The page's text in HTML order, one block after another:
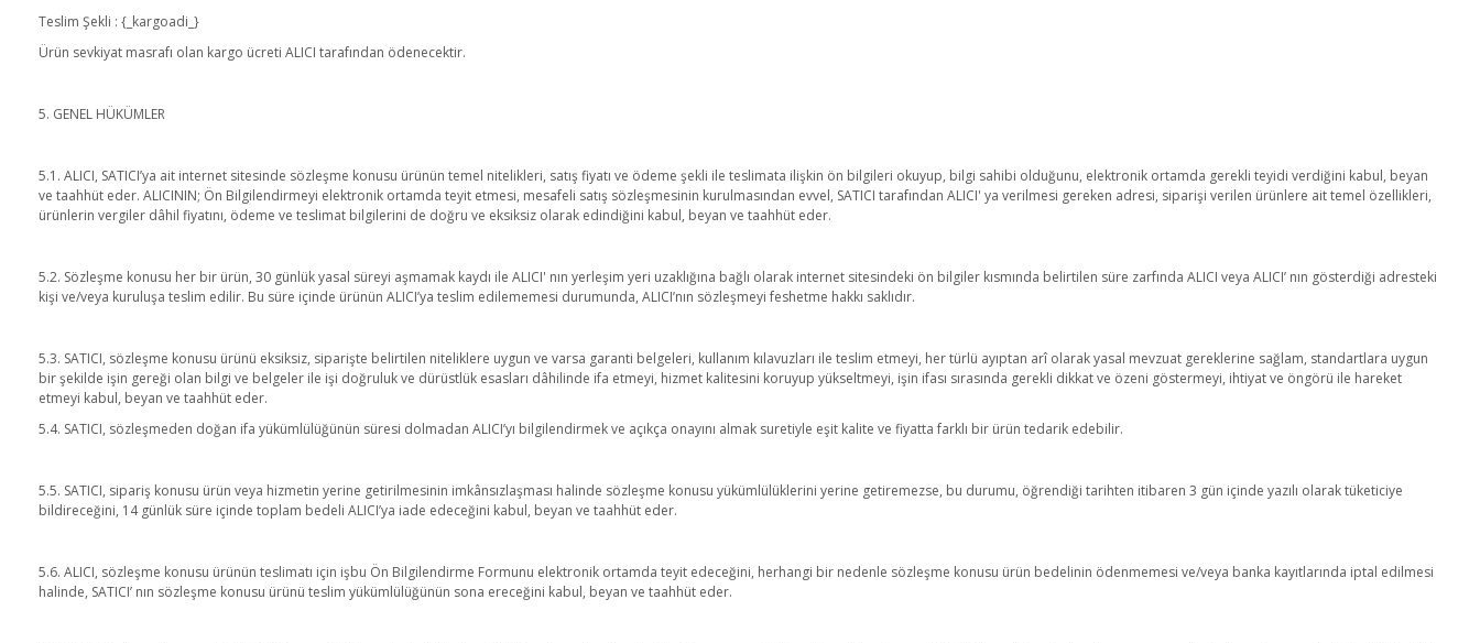
Teslim Şekli : {_kargoadi_}
Ürün sevkiyat masrafı olan kargo ücreti ALICI tarafından ödenecektir.
5. GENEL HÜKÜMLER
5.1. ALICI, SATICI’ya ait internet sitesinde sözleşme konusu ürünün temel nitelikleri, satış fiyatı ve ödeme şekli ile teslimata ilişkin ön bilgileri okuyup, bilgi sahibi olduğunu, elektronik ortamda gerekli teyidi verdiğini kabul, beyan
ve taahhüt eder. ALICININ; Ön Bilgilendirmeyi elektronik ortamda teyit etmesi, mesafeli satış sözleşmesinin kurulmasından evvel, SATICI tarafından ALICI' ya verilmesi gereken adresi, siparişi verilen ürünlere ait temel özellikleri,
ürünlerin vergiler dâhil fiyatını, ödeme ve teslimat bilgilerini de doğru ve eksiksiz olarak edindiğini kabul, beyan ve taahhüt eder.
5.2. Sözleşme konusu her bir ürün, 30 günlük yasal süreyi aşmamak kaydı ile ALICI' nın yerleşim yeri uzaklığına bağlı olarak internet sitesindeki ön bilgiler kısmında belirtilen süre zarfında ALICI veya ALICI’ nın gösterdiği adresteki
kişi ve/veya kuruluşa teslim edilir. Bu süre içinde ürünün ALICI’ya teslim edilememesi durumunda, ALICI’nın sözleşmeyi feshetme hakkı saklıdır.
5.3. SATICI, sözleşme konusu ürünü eksiksiz, siparişte belirtilen niteliklere uygun ve varsa garanti belgeleri, kullanım kılavuzları ile teslim etmeyi, her türlü ayıptan arî olarak yasal mevzuat gereklerine sağlam, standartlara uygun
bir şekilde işin gereği olan bilgi ve belgeler ile işi doğruluk ve dürüstlük esasları dâhilinde ifa etmeyi, hizmet kalitesini koruyup yükseltmeyi, işin ifası sırasında gerekli dikkat ve özeni göstermeyi, ihtiyat ve öngörü ile hareket
etmeyi kabul, beyan ve taahhüt eder.
5.4. SATICI, sözleşmeden doğan ifa yükümlülüğünün süresi dolmadan ALICI’yı bilgilendirmek ve açıkça onayını almak suretiyle eşit kalite ve fiyatta farklı bir ürün tedarik edebilir.
5.5. SATICI, sipariş konusu ürün veya hizmetin yerine getirilmesinin imkânsızlaşması halinde sözleşme konusu yükümlülüklerini yerine getiremezse, bu durumu, öğrendiği tarihten itibaren 3 gün içinde yazılı olarak tüketiciye
bildireceğini, 14 günlük süre içinde toplam bedeli ALICI’ya iade edeceğini kabul, beyan ve taahhüt eder.
5.6. ALICI, sözleşme konusu ürünün teslimatı için işbu Ön Bilgilendirme Formunu elektronik ortamda teyit edeceğini, herhangi bir nedenle sözleşme konusu ürün bedelinin ödenmemesi ve/veya banka kayıtlarında iptal edilmesi
halinde, SATICI’ nın sözleşme konusu ürünü teslim yükümlülüğünün sona ereceğini kabul, beyan ve taahhüt eder.